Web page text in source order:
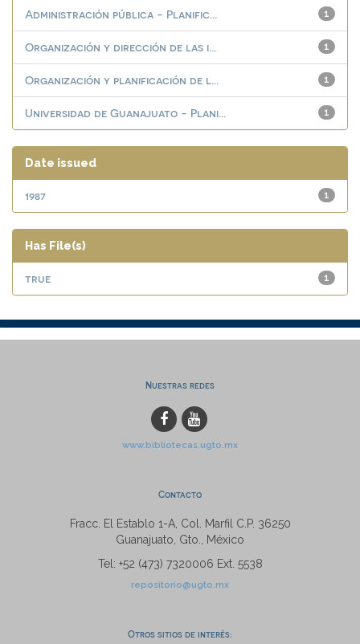
1
Administración pública - Planific...
1
Organización y dirección de las i...
1
Organización y planificación de l...
1
Universidad de Guanajuato - Plani...
Date issued
1
1987
Has File(s)
1
true
Nuestras redes
www.bibliotecas.ugto.mx
Contacto
Fracc. El Establo 1-A, Col. Marfil C.P. 36250
Guanajuato, Gto., México
Tel: +52 (473) 7320006 Ext. 5538
repositorio@ugto.mx
Otros sitios de interés: